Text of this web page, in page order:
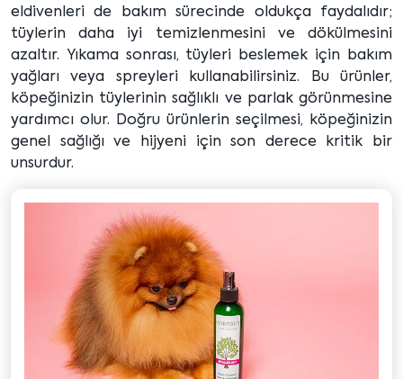
eldivenleri de bakım sürecinde oldukça faydalıdır;
tüylerin daha iyi temizlenmesini ve dökülmesini
azaltır. Yıkama sonrası, tüyleri beslemek için bakım
yağları veya spreyleri kullanabilirsiniz. Bu ürünler,
köpeğinizin tüylerinin sağlıklı ve parlak görünmesine
yardımcı olur. Doğru ürünlerin seçilmesi, köpeğinizin
genel sağlığı ve hijyeni için son derece kritik bir
unsurdur.